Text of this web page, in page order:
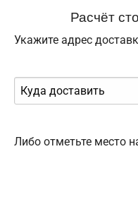
Расчёт
Укажите адрес
Либо отметьте место